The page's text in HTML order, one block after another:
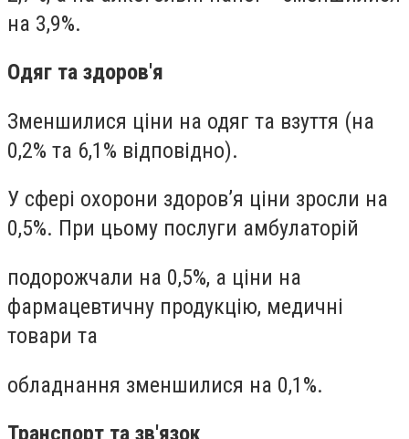
на 3,9%.
Одяг та здоров'я
Зменшилися ціни на одяг та взуття (на
0,2% та 6,1% відповідно).
У сфері охорони здоров’я ціни зросли на
0,5%. При цьому послуги амбулаторій
подорожчали на 0,5%, а ціни на
фармацевтичну продукцію, медичні
товари та
обладнання зменшилися на 0,1%.
Транспорт та зв'язок